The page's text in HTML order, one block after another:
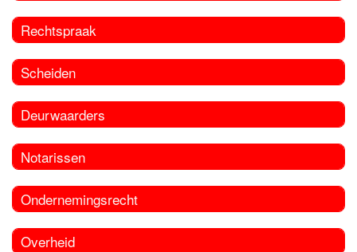
Rechtspraak
Scheiden
Deurwaarders
Notarissen
Ondernemingsrecht
Overheid